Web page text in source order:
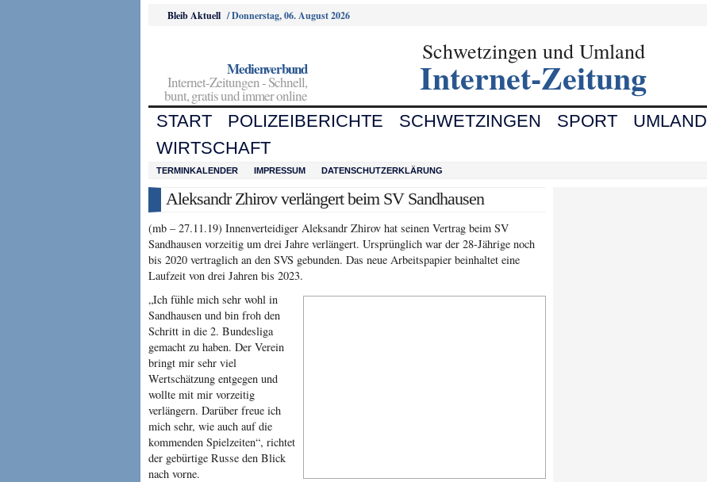
Bleib Aktuell /Donnerstag, 06. August 2026
Medienverbund
Internet-Zeitungen - Schnell,
bunt, gratis und immer online
Schwetzingen und Umland
Internet-Zeitung
START POLIZEIBERICHTE SCHWETZINGEN SPORT UMLAND
WIRTSCHAFT
TERMINKALENDER IMPRESSUM DATENSCHUTZERKLÄRUNG
Aleksandr Zhirov verlängert beim SV Sandhausen
(mb – 27.11.19) Innenverteidiger Aleksandr Zhirov hat seinen Vertrag beim SV
Sandhausen vorzeitig um drei Jahre verlängert. Ursprünglich war der 28-Jährige noch
bis 2020 vertraglich an den SVS gebunden. Das neue Arbeitspapier beinhaltet eine
Laufzeit von drei Jahren bis 2023.
„Ich fühle mich sehr wohl in
Sandhausen und bin froh den
Schritt in die 2. Bundesliga
gemacht zu haben. Der Verein
bringt mir sehr viel
Wertschätzung entgegen und
wollte mit mir vorzeitig
verlängern. Darüber freue ich
mich sehr, wie auch auf die
kommenden Spielzeiten“, richtet
der gebürtige Russe den Blick
nach vorne.